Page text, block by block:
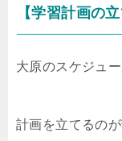
【学習計画の立
大原のスケジュー
計画を立てるの